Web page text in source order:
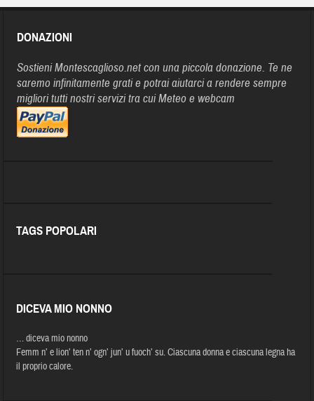
DONAZIONI
Sostieni Montescaglioso.net con una piccola donazione. Te ne
saremo infinitamente grati e potrai aiutarci a rendere sempre
migliori tutti nostri servizi tra cui Meteo e webcam
TAGS POPOLARI
DICEVA MIO NONNO
… diceva mio nonno
Femm n’ e lion’ ten n’ ogn’ jun’ u fuoch’ su. Ciascuna donna e ciascuna legna ha
il proprio calore.